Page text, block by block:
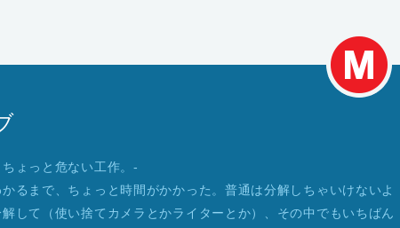
ょっと危ない工作。-
るまで、ちょっと時間がかかった。普通は分解しちゃいけないよ
して（使い捨てカメラとかライターとか）、その中でもいちばん